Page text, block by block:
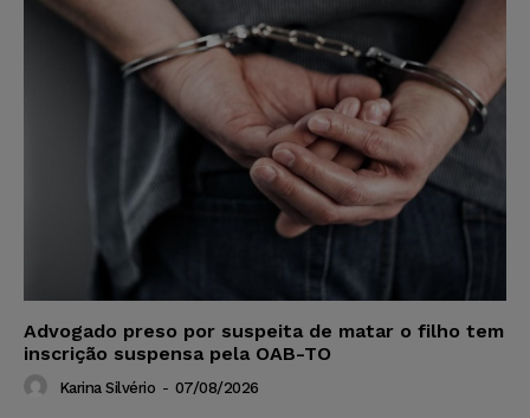
Advogado preso por suspeita de matar o filho tem
inscrição suspensa pela OAB-TO
Karina Silvério - 07/08/2026